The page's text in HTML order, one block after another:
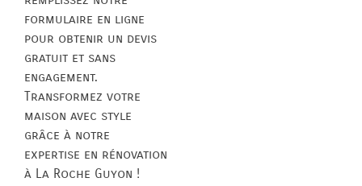
formulaire en ligne
pour obtenir un devis
gratuit et sans
engagement.
Transformez votre
maison avec style
grâce à notre
expertise en rénovation
à La Roche Guyon !